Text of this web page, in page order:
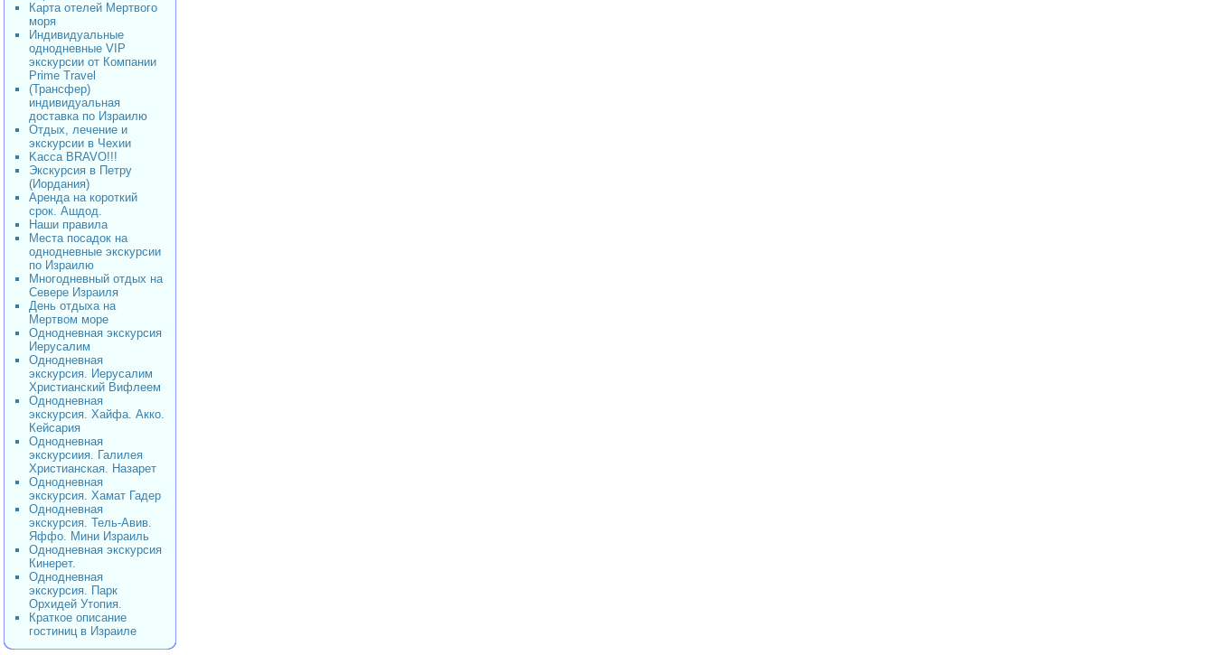
Карта отелей Мертвого
моря
Индивидуальные
однодневные VIP
экскурсии от Компании
Prime Travel
(Трансфер)
индивидуальная
доставка по Израилю
Отдых, лечение и
экскурсии в Чехии
Kacca BRAVO!!!
Экскурсия в Петру
(Иордания)
Аренда на короткий
срок. Ашдод.
Наши правила
Места посадок на
однодневные экскурсии
по Израилю
Многодневный отдых на
Севере Израиля
День отдыха на
Мертвом море
Однодневная экскурсия
Иерусалим
Однодневная
экскурсия. Иерусалим
Христианский Вифлеем
Однодневная
экскурсия. Хайфа. Акко.
Кейсария
Однодневная
экскурсиия. Галилея
Христианская. Назарет
Однодневная
экскурсия. Хамат Гадер
Однодневная
экскурсия. Тель-Авив.
Яффо. Мини Израиль
Однодневная экскурсия
Кинерет.
Однодневная
экскурсия. Парк
Орхидей Утопия.
Краткое описание
гостиниц в Израиле